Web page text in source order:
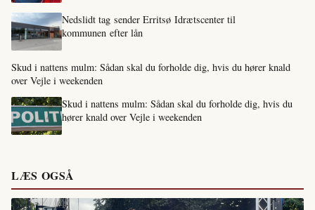
Nedslidt tag sender Erritsø Idrætscenter til
kommunen efter lån
Skud i nattens mulm: Sådan skal du forholde dig, hvis du hører knald
over Vejle i weekenden
Skud i nattens mulm: Sådan skal du forholde dig, hvis du
hører knald over Vejle i weekenden
LÆS OGSÅ